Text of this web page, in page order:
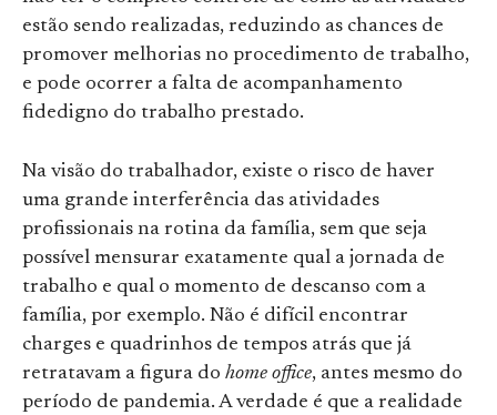
estão sendo realizadas, reduzindo as chances de
promover melhorias no procedimento de trabalho,
e pode ocorrer a falta de acompanhamento
fidedigno do trabalho prestado.
Na visão do trabalhador, existe o risco de haver
uma grande interferência das atividades
profissionais na rotina da família, sem que seja
possível mensurar exatamente qual a jornada de
trabalho e qual o momento de descanso com a
família, por exemplo. Não é difícil encontrar
charges e quadrinhos de tempos atrás que já
retratavam a figura do home office, antes mesmo do
período de pandemia. A verdade é que a realidade